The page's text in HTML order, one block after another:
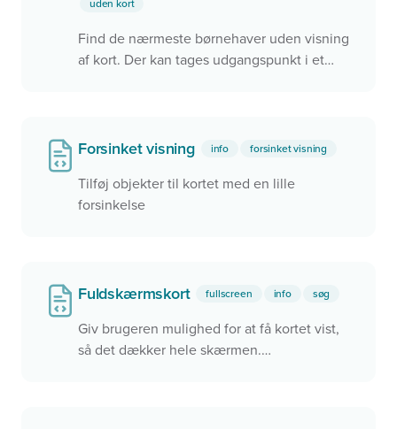
uden kort
Find de nærmeste børnehaver uden visning
af kort. Der kan tages udgangspunkt i et
Forsinket visning info forsinket visning
Tilføj objekter til kortet med en lille
forsinkelse
Fuldskærmskort fullscreen info søg
Giv brugeren mulighed for at få kortet vist,
så det dækker hele skærmen.